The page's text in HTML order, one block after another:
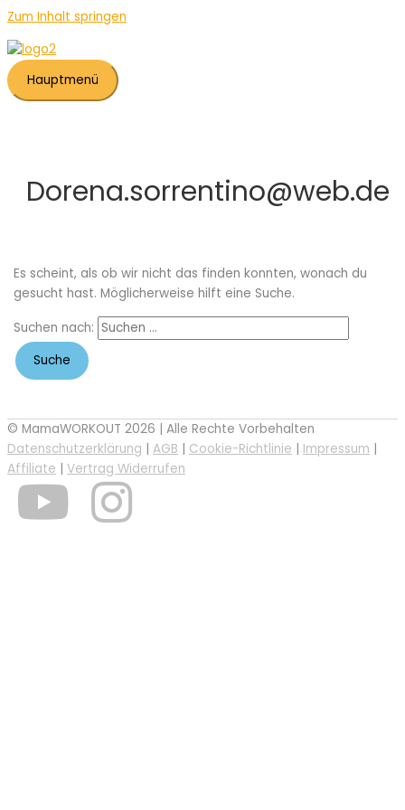
Zum Inhalt springen
Hauptmenü
Dorena.sorrentino@web.de
Es scheint, als ob wir nicht das finden konnten, wonach du
gesucht hast. Möglicherweise hilft eine Suche.
Suchen nach:
© MamaWORKOUT 2026 | Alle Rechte Vorbehalten
Datenschutzerklärung | AGB | Cookie-Richtlinie | Impressum |
Affiliate | Vertrag Widerrufen